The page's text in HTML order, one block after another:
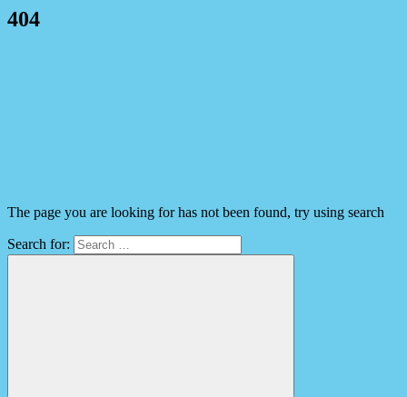
404
The page you are looking for has not been found, try using search
Search for: